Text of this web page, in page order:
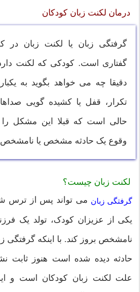
درمان لکنت زبان کودکان
گرفتگی زبان یا لکنت زبان در
گفتاری است. کودکی که لکنت دارد
دقیقا چه می خواهد بگوید به
تکرار، قفل یا کشیده گویی
حالی است که قبلا این مشکل را
وقوع یک حادثه مشخص یا نامشخص
لکنت زبان چیست؟
گرفتگی زبان می تواند پس از ترس
یکی از عزیزان کودک، تولد یک
نامشخص بروز کند. با اینکه گرفتگی
حادثه دیده شده است هنوز
علت لکنت زبان کودکان است و